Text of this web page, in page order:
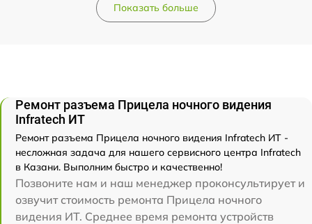
Показать больше
Ремонт разъема Прицела ночного видения
Infratech ИТ
Ремонт разъема Прицела ночного видения Infratech ИТ -
несложная задача для нашего сервисного центра Infratech
в Казани. Выполним быстро и качественно!
Позвоните нам и наш менеджер проконсультирует и
озвучит стоимость ремонта Прицела ночного
видения ИТ. Среднее время ремонта устройств